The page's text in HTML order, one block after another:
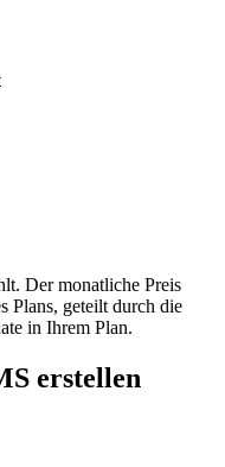
Der monatliche Preis
Plans, geteilt durch die
in Ihrem Plan.
erstellen